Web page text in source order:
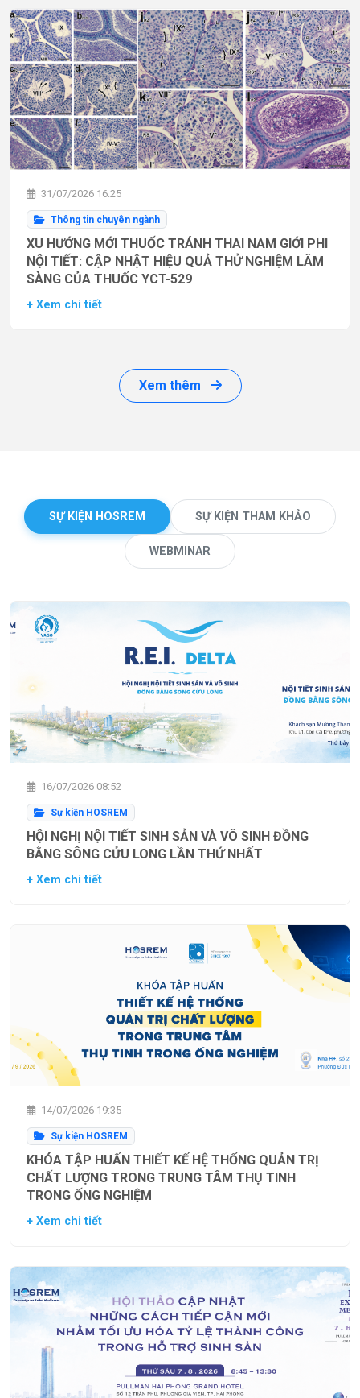
31/07/2026 16:25
Thông tin chuyên ngành
XU HƯỚNG MỚI THUỐC TRÁNH THAI NAM GIỚI PHI
NỘI TIẾT: CẬP NHẬT HIỆU QUẢ THỬ NGHIỆM LÂM
SÀNG CỦA THUỐC YCT-529
+ Xem chi tiết
Xem thêm
SỰ KIỆN HOSREM SỰ KIỆN THAM KHẢO
WEBMINAR
16/07/2026 08:52
Sự kiện HOSREM
HỘI NGHỊ NỘI TIẾT SINH SẢN VÀ VÔ SINH ĐỒNG
BẰNG SÔNG CỬU LONG LẦN THỨ NHẤT
+ Xem chi tiết
14/07/2026 19:35
Sự kiện HOSREM
KHÓA TẬP HUẤN THIẾT KẾ HỆ THỐNG QUẢN TRỊ
CHẤT LƯỢNG TRONG TRUNG TÂM THỤ TINH
TRONG ỐNG NGHIỆM
+ Xem chi tiết